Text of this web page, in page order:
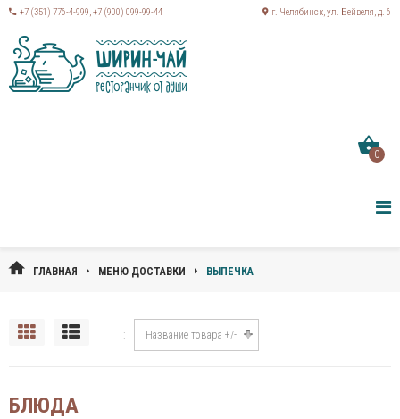
+7 (351) 776-4-999,+7 (900) 099-99-44 г. Челябинск, ул. Бейвеля, д. 6
0
ГЛАВНАЯ МЕНЮ ДОСТАВКИ ВЫПЕЧКА
Название товара +/-
БЛЮДА